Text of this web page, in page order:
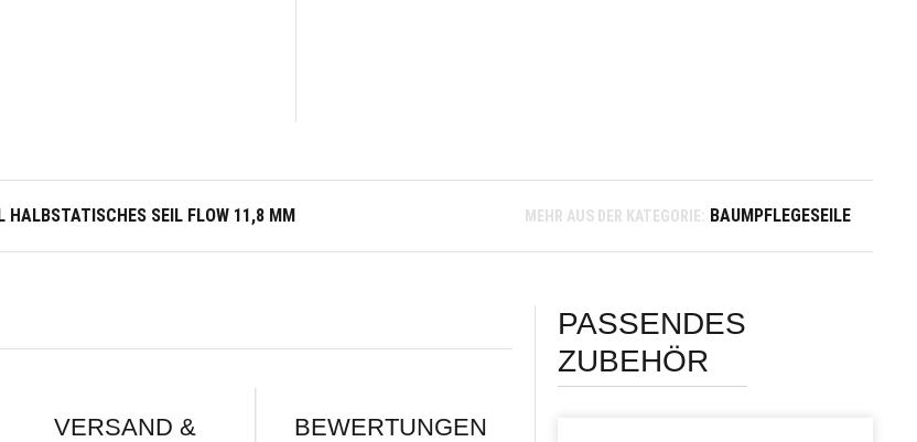
HALBSTATISCHES SEIL FLOW 11,8 MM MEHR AUS DER KATEGORIE: BAUMPFLEGESEILE
VERSAND &
BEWERTUNGEN
PASSENDES
ZUBEHÖR